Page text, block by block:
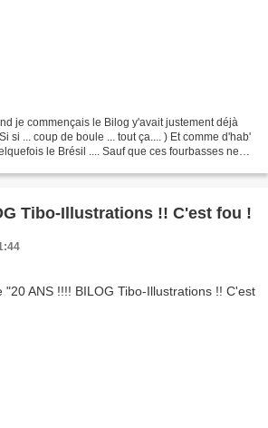
je commençais le Bilog y'avait justement déjà
si ... coup de boule ... tout ça.... ) Et comme d'hab'
le Brésil .... Sauf que ces fourbasses ne
Tibo-Illustrations !! C'est fou !